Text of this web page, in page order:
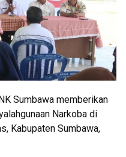
Sumbawa memberikan
Narkoba di
Kabupaten Sumbawa,